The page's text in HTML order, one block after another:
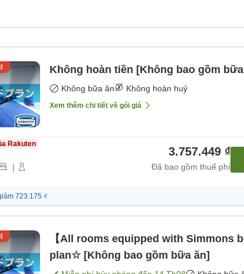
Không hoàn tiền [Không bao gồm
Không bữa ăn Không hoàn huỷ
Xem thêm chi tiết về gói giá
Rakuten
|
3.757.449 ₫
Đã bao gồm thuế phí
723.175 ₫
【All rooms equipped with Simmons
plan☆ [Không bao gồm bữa ăn]